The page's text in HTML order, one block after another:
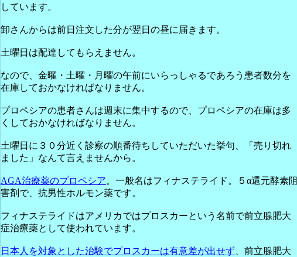
しています。
卸さんからは前日注文した分が翌日の昼に届きます。
土曜日は配達してもらえません。
なので、金曜・土曜・月曜の午前にいらっしゃるであろう患者数分を
在庫しておかなければなりません。
プロペシアの患者さんは週末に集中するので、プロペシアの在庫は多
くしておかなければなりません。
土曜日に３０分近く診察の順番待ちしていただいた挙句、「売り切れ
ました」なんて言えませんから。
AGA治療薬のプロペシア。一般名はフィナステライド。５α還元酵素阻
害剤で、抗男性ホルモン薬です。
フィナステライドはアメリカではプロスカーという名前で前立腺肥大
症治療薬として使われています。
日本人を対象とした治験でプロスカーは有意差が出せず 、前立腺肥大